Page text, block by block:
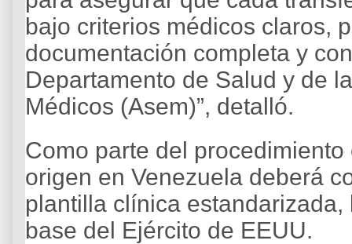
bajo criterios médicos claros,
documentación completa y
Departamento de Salud y de
Médicos (Asem)”, detalló.
Como parte del
origen en Venezuela deberá
plantilla clínica
base del Ejército de EEUU.